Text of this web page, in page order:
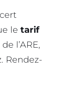
le tarif
l’ARE,
Rendez-